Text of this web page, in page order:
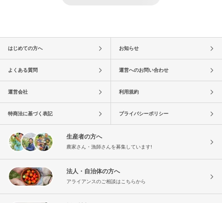
はじめての方へ お知らせ
よくある質問 運営へのお問い合わせ
運営会社 利用規約
特商法に基づく表記 プライバシーポリシー
生産者の方へ
農家さん・漁師さんを募集しています!
法人・自治体の方へ
アライアンスのご相談はこちらから